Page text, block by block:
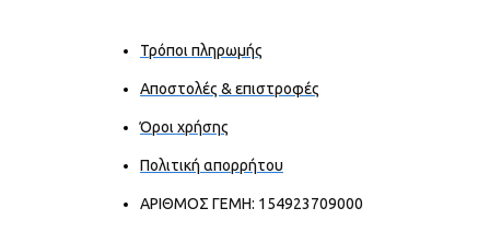
Τρόποι πληρωμής
Αποστολές & επιστροφές
Όροι χρήσης
Πολιτική απορρήτου
ΑΡΙΘΜΟΣ ΓΕΜΗ: 154923709000